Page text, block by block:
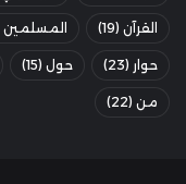
القرآن (19) المسلمين
حوار (23) حول (15)
من (22)